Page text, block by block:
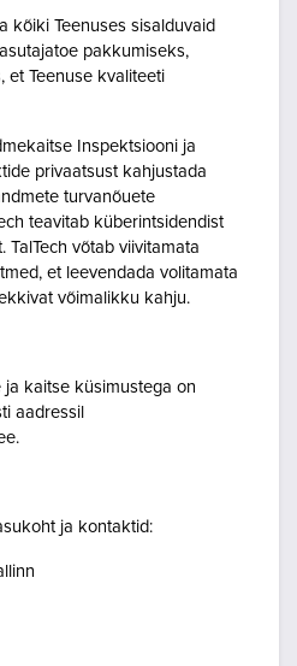
kõiki Teenuses sisalduvaid
pakkumiseks,
et Teenuse kvaliteeti
Inspektsiooni ja
privaatsust kahjustada
turvanõuete
teavitab küberintsidendist
TalTech võtab viivitamata
et leevendada volitamata
võimalikku kahju.
ja kaitse küsimustega on
aadressil
ja kontaktid: